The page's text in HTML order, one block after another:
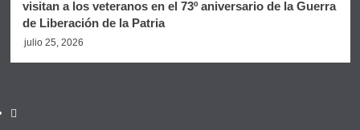
visitan a los veteranos en el 73º aniversario de la Guerra
de Liberación de la Patria
julio 25, 2026
Twitter